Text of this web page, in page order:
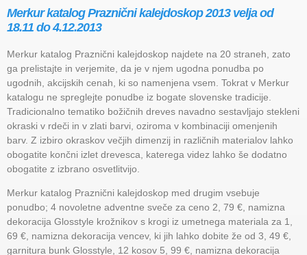
Merkur katalog Praznični kalejdoskop 2013 velja od
18.11 do 4.12.2013
Merkur katalog Praznični kalejdoskop najdete na 20 straneh, zato
ga prelistajte in verjemite, da je v njem ugodna ponudba po
ugodnih, akcijskih cenah, ki so namenjena vsem. Tokrat v Merkur
katalogu ne spreglejte ponudbe iz bogate slovenske tradicije.
Tradicionalno tematiko božičnih dreves navadno sestavljajo stekleni
okraski v rdeči in v zlati barvi, oziroma v kombinaciji omenjenih
barv. Z izbiro okraskov večjih dimenzij in različnih materialov lahko
obogatite končni izlet drevesca, katerega videz lahko še dodatno
obogatite z izbrano osvetlitvijo.
Merkur katalog Praznični kalejdoskop med drugim vsebuje
ponudbo; 4 novoletne adventne sveče za ceno 2, 79 €, namizna
dekoracija Glosstyle krožnikov s krogi iz umetnega materiala za 1,
69 €, namizna dekoracija vencev, ki jih lahko dobite že od 3, 49 €,
garnitura bunk Glosstyle, 12 kosov 5, 99 €, namizna dekoracija